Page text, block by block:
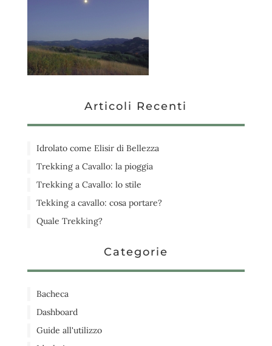
Articoli Recenti
Idrolato come Elisir di Bellezza
Trekking a Cavallo: la pioggia
Trekking a Cavallo: lo stile
Tekking a cavallo: cosa portare?
Quale Trekking?
Categorie
Bacheca
Dashboard
Guide all'utilizzo